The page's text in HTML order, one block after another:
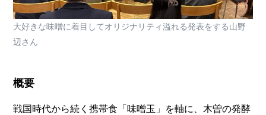
大好きな味噌に着目してオリジナリティ溢れる発表をする山野
辺さん
概要
戦国時代から続く携帯食「味噌玉」を軸に、木曽の発酵